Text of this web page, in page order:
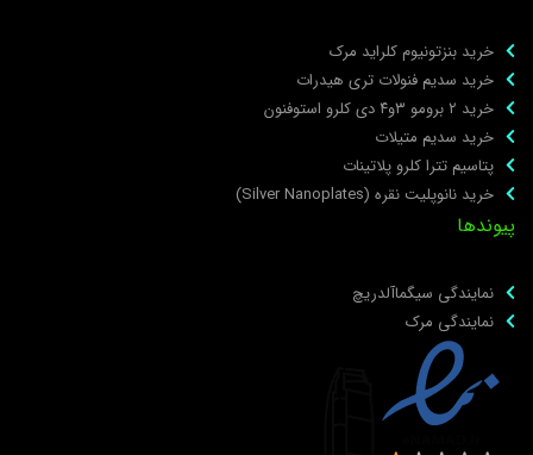
خرید بنزتونیوم کلراید مرک
خرید سدیم فنولات تری هیدرات
خرید ۲ برومو ۳و۴ دی‌ کلرو استوفنون
خرید سدیم متیلات
پتاسیم تترا کلرو پلاتینات
خرید نانوپلیت نقره (Silver Nanoplates)
نمایندگی سیگماآلدریچ
نمایندگی مرک